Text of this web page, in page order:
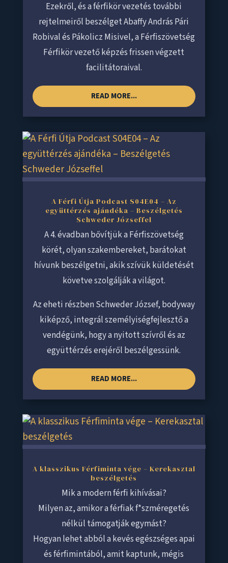
Ezekről, és a férfikör vezetés további
rejtelmeiről beszélget Abaffy András Pári
Robival és Pákolicz Misivel, a Férfiszövetség
Férfikör vezető képzés frissen végzett
facilitátoraival.
READ MORE...
A Férfi Útja Podcast S04E04 – Az
együttérzés ajándéka – Beszélgetés
Schweder Józseffel
A 4. évadban bővítjük a Férfiszövetség
körét, olyan szakembereket, barátokat
hívunk beszélgetni, akik szívük küldetését
követve szolgálják a világot.
Az eheti részben Schweder József, bodyway
kiképző, integrál személyiségfejlesztő a
vendégünk, hogy a nyitott szívről és az
együttérzés erejéről beszélgessünk.
READ MORE...
A klasszikus Férfiminta vége – Kerekasztal
beszélgetés
Mik a modern férfi kihívásai?
Milyen az, amikor a férfiak f*szméregetés
nélkül támogatják egymást?
Hogyan lehet abból a kevés egészséges apai
és férfimintából, amit kaptunk, mégis